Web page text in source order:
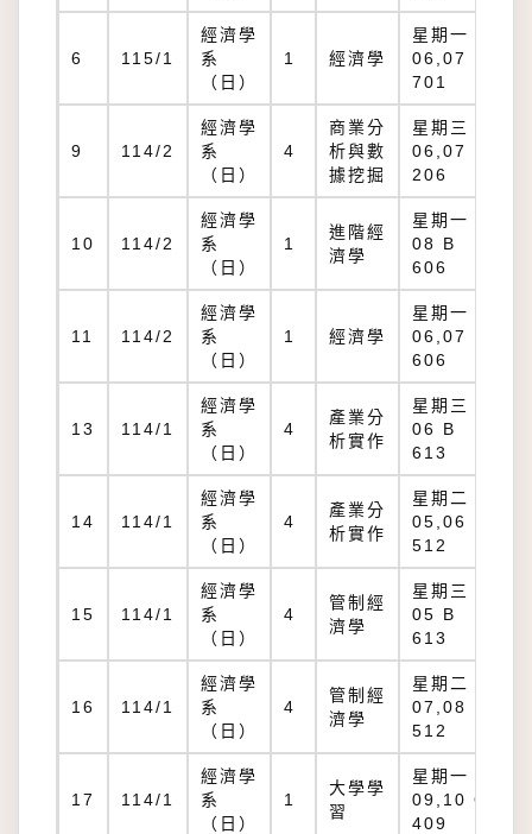
6 115/1
經濟學
系
（日）
1 經濟學
星期一：
06,07 B
701
9 114/2
經濟學
系
（日）
4
商業分
析與數
據挖掘
星期三：
06,07 B
206
10 114/2
經濟學
系
（日）
1
進階經
濟學
星期一：
08 B
606
11 114/2
經濟學
系
（日）
1 經濟學
星期一：
06,07 B
606
13 114/1
經濟學
系
（日）
4
產業分
析實作
星期三：
06 B
613
14 114/1
經濟學
系
（日）
4
產業分
析實作
星期二：
05,06 B
512
15 114/1
經濟學
系
（日）
4
管制經
濟學
星期三：
05 B
613
16 114/1
經濟學
系
（日）
4
管制經
濟學
星期二：
07,08 B
512
17 114/1
經濟學
系
（日）
1
大學學
習
星期一：
09,10 Q
409